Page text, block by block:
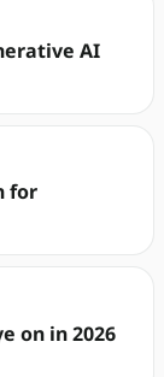
AI
for
on in 2026